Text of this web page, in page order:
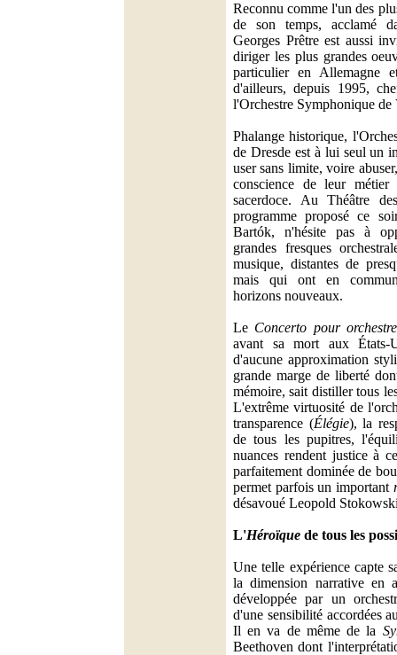
Reconnu comme l'un des
de son temps, acclamé
Georges Prêtre est aussi
diriger les plus grandes
particulier en Allemagne
d'ailleurs, depuis 1995,
l'Orchestre Symphonique de
Phalange historique,
de Dresde est à lui seul un
user sans limite, voire
conscience de leur métier
sacerdoce. Au Théâtre
programme proposé ce
Bartók, n'hésite pas à
grandes fresques
musique, distantes de
mais qui ont en
horizons nouveaux.
Le Concerto pour orchestre
avant sa mort aux
d'aucune approximation
grande marge de liberté
mémoire, sait distiller tous
L'extrême virtuosité de
transparence (Élégie), la
de tous les pupitres,
nuances rendent justice à
parfaitement dominée de
permet parfois un important
désavoué Leopold
L'Héroïque de tous les
Une telle expérience capte
la dimension narrative en
développée par un
d'une sensibilité accordées
Il en va de même de la
Beethoven dont